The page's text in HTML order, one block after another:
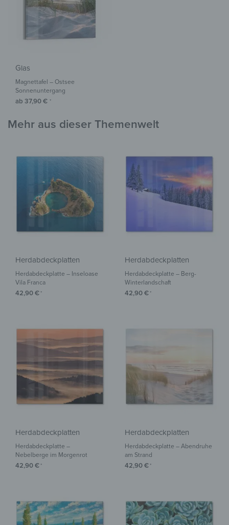
Glas
Magnettafel – Ostsee
Sonnenuntergang
ab 37,90€ *
Mehr aus dieser Themenwelt
Herdabdeckplatten
Herdabdeckplatte – Inseloase
Vila Franca
42,90€ *
Herdabdeckplatten
Herdabdeckplatte – Berg-
Winterlandschaft
42,90€ *
Herdabdeckplatten
Herdabdeckplatte –
Nebelberge im Morgenrot
42,90€ *
Herdabdeckplatten
Herdabdeckplatte – Abendruhe
am Strand
42,90€ *